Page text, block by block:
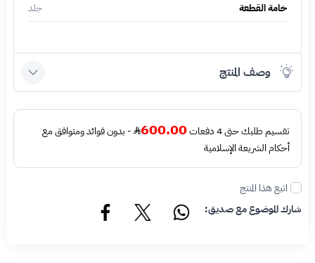
خامة القطعة
جلد
وصف المنتج
تقسيم طلبك حتى 4 دفعات 600.00
- بدون فوائد ومتوافق مع
أحكام الشريعة الإسلامية
اتبع هذا المنتج
شارك الموضوع مع صديق: